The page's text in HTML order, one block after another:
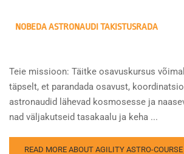
NOBEDA ASTRONAUDI TAKISTUSRADA
Teie missioon: Täitke osavuskursus
täpselt, et parandada osavust,
astronaudid lähevad kosmosesse ja
nad väljakutseid tasakaalu ja keha ...
READ MORE ABOUT AGILITY ASTRO-COURSE